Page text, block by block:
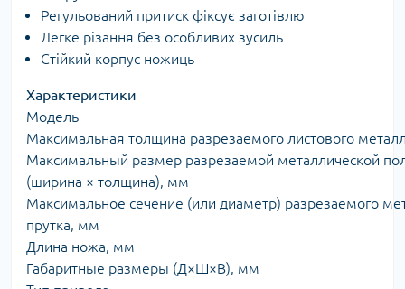
Регульований притиск фіксує заготівлю
Легке різання без особливих зусиль
Стійкий корпус ножиць
Характеристики
Модель
Максимальная толщина разрезаемого листового
Максимальный размер разрезаемой металлической
(ширина × толщина), мм
Максимальное сечение (или диаметр) разрезаемого
прутка, мм
Длина ножа, мм
Габаритные размеры (Д×Ш×В), мм